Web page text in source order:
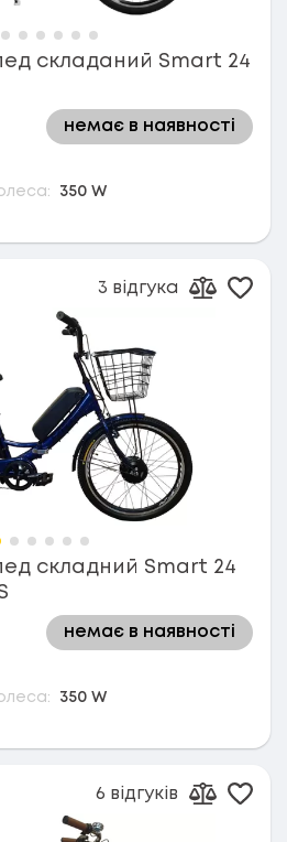
складаний Smart 24
немає в наявності
350 W
складний Smart 24
немає в наявності
3 відгука
Додати
350 W
6 відгуків
Додати